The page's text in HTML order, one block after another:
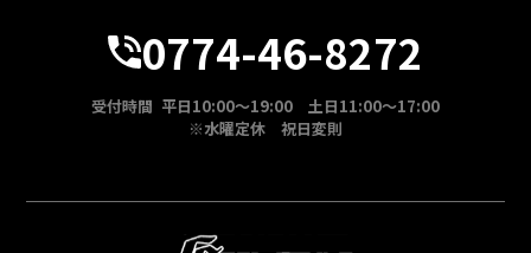
0774-46-8272
受付時間 平日10:00～19:00 土日11:00～17:00
※水曜定休 祝日変則